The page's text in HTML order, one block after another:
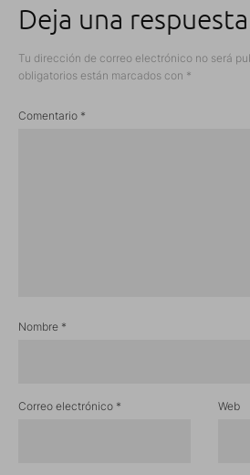
Deja una respuesta
Tu dirección de correo electrónico no será
obligatorios están marcados con *
Comentario *
Nombre *
Correo electrónico * Web